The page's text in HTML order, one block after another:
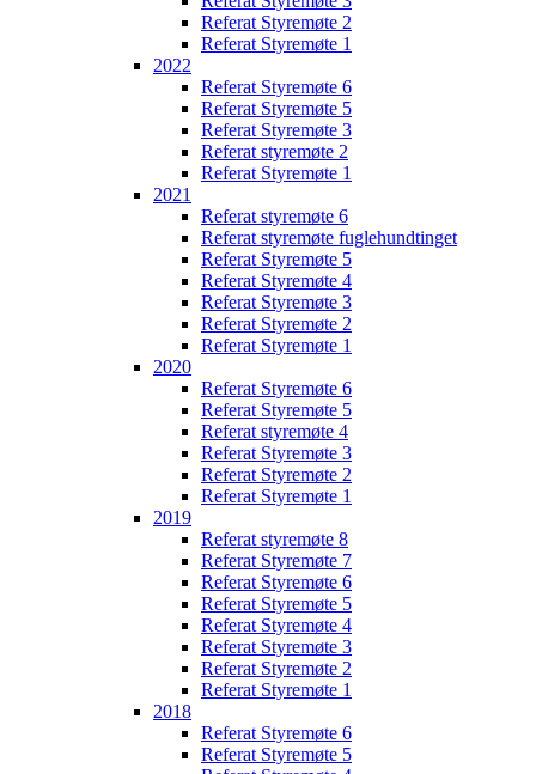
Referat Styremøte 2
Referat Styremøte 1
2022
Referat Styremøte 6
Referat Styremøte 5
Referat Styremøte 3
Referat styremøte 2
Referat Styremøte 1
2021
Referat styremøte 6
Referat styremøte fuglehundtinget
Referat Styremøte 5
Referat Styremøte 4
Referat Styremøte 3
Referat Styremøte 2
Referat Styremøte 1
2020
Referat Styremøte 6
Referat Styremøte 5
Referat styremøte 4
Referat Styremøte 3
Referat Styremøte 2
Referat Styremøte 1
2019
Referat styremøte 8
Referat Styremøte 7
Referat Styremøte 6
Referat Styremøte 5
Referat Styremøte 4
Referat Styremøte 3
Referat Styremøte 2
Referat Styremøte 1
2018
Referat Styremøte 6
Referat Styremøte 5